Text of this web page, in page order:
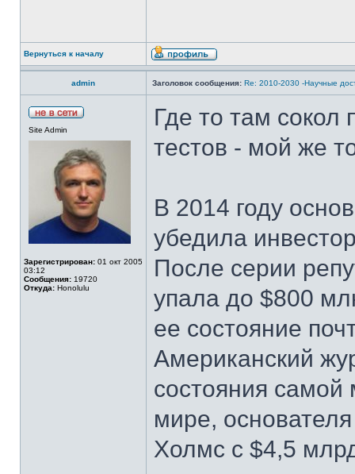
Вернуться к началу
admin Заголовок сообщения: Re: 2010-2030 -Научные
Site Admin
Зарегистрирован: 01 окт 2005
03:12
Сообщения: 19720
Откуда: Honolulu
Где то там сокол
тестов - мой же
В 2014 году
убедила
После серии
упала до $800
ее состояние
Американский
состояния
мире,
Холмс с $4,5